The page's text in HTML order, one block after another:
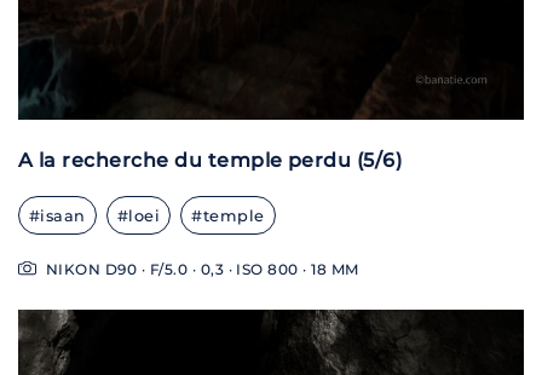
A la recherche du temple perdu (5/6)
#isaan #loei #temple
NIKON D90 · F/5.0 · 0,3 · ISO 800 · 18 MM